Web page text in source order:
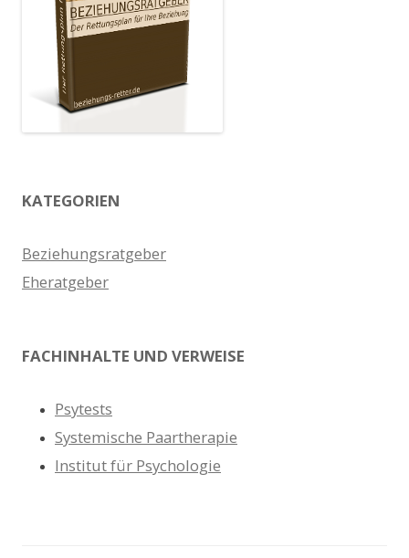
KATEGORIEN
Beziehungsratgeber
Eheratgeber
FACHINHALTE UND VERWEISE
Psytests
Systemische Paartherapie
Institut für Psychologie